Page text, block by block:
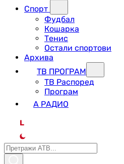
Спорт
Фудбал
Кошарка
Тенис
Остали спортови
Архива
ТВ ПРОГРАМ
ТВ Распоред
Програм
А РАДИО
L